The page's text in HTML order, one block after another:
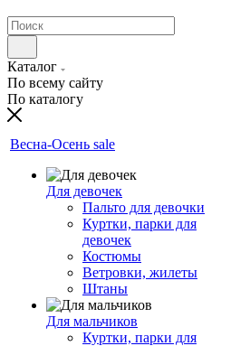
Каталог
По всему сайту
По каталогу
Весна-Осень sale
Для девочек
Пальто для девочки
Куртки, парки для
девочек
Костюмы
Ветровки, жилеты
Штаны
Для мальчиков
Куртки, парки для